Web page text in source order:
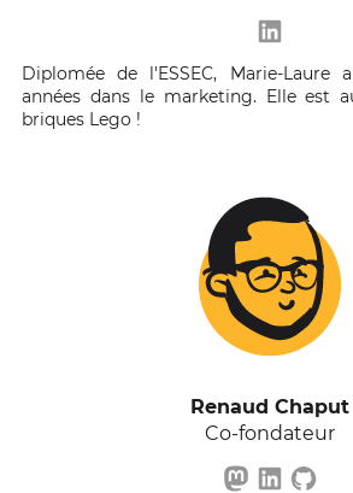
Diplomée de l'ESSEC, Marie-Laure
années dans le marketing. Elle est
briques Lego !
Renaud Chaput
Co-fondateur